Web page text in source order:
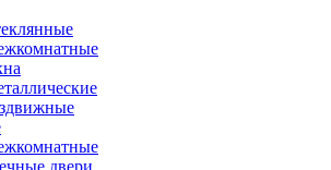
двери